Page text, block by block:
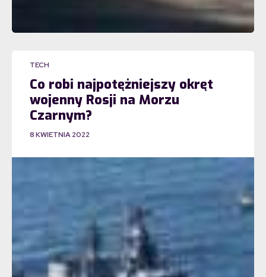
TECH
Co robi najpotężniejszy okręt
wojenny Rosji na Morzu
Czarnym?
8 KWIETNIA 2022